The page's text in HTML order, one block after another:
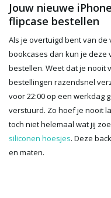
Jouw nieuwe
flipcase bestellen
Als je overtuigd bent van de
bookcases dan kun je deze
bestellen. Weet dat je nooit
bestellingen razendsnel
voor 22:00 op een werkdag
verstuurd. Zo hoef je nooit
toch niet helemaal wat jij
siliconen hoesjes. Deze
en maten.